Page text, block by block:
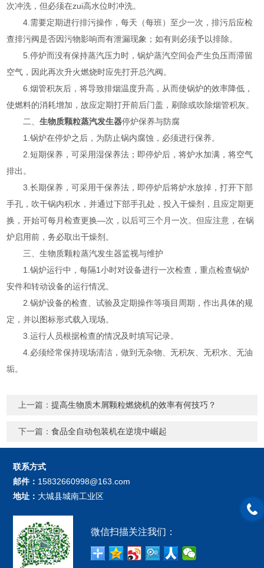
次冲洗，但必须在zui高水位时冲洗。
4.需要定期进行排污操作，每天（每班）至少一次，排污后应检
查排污阀是否因污物影响而有泄漏现象；如有则必须予以排除。
5.停炉而没有保持蒸汽压力时，锅炉蒸汽空间会产生负压而滞留
空气，因此再次升火燃烧时应先打开总汽阀。
6.烟管积灰后，将导致排烟温度升高，从而使锅炉的效率降低，
使燃料的消耗增加，故应定期打开前后门盖，刷除或吹除烟管积灰。
二、生物质颗粒蒸汽发生器停炉保养与防腐
1.锅炉在停炉之后，为防止锅内腐蚀，必须进行保养。
2.短期保养，可采用湿保养法；即停炉后，将炉水加满，将空气
排出。
3.长期保养，可采用干保养法，即停炉后将炉水放掉，打开下部
手孔，吹干锅内积水，并通过下部手孔处，投入干燥剂，且应定期更
换，开始可每月检查更换—次，以后可三个月一次。但应注意，在锅
炉启用前，务必取出干燥剂。
三、生物质颗粒蒸汽发生器监视与维护
1.锅炉运行中，每隔1小时对设备进行一次检查，重点检查锅炉
安件和转动设备的运行情况。
2.锅炉设备的检查、试验及定期操作等项目周期，作出具体的规
定，并以图标形式载入现场。
3.运行人员根据检查的情况及时填写记录。
4.必须经常保持现场清洁，做到无杂物、无积灰、无积水、无油
垢。
上一篇：提高生物质木屑颗粒燃烧机的效率有何技巧？
下一篇：食品全自动包装机在逆境中崛起
联系方式
邮件： 15832660998@163.com
地址： 大城县城南工业区
微信扫描关注我们：